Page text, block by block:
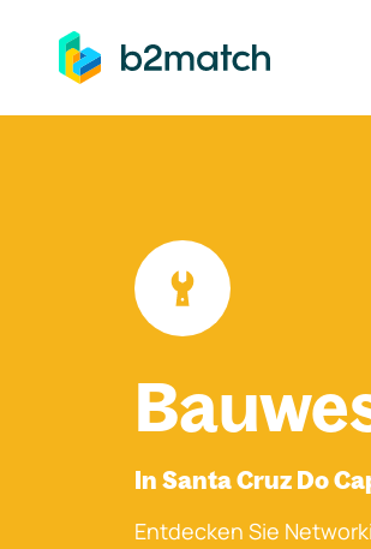
springen
In Santa Cruz Do
Entdecken Sie